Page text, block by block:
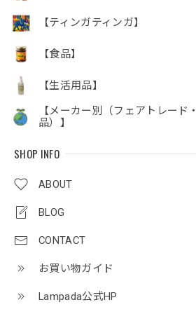
【ティンガティンガ】
【食品】
【生活用品】
【メーカー別（フェアトレード
品）】
SHOP INFO
ABOUT
BLOG
CONTACT
お買い物ガイド
Lampada公式HP